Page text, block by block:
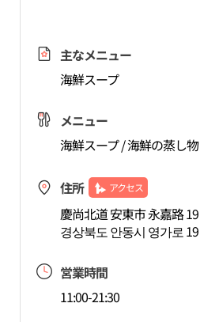
主なメニュー
海鮮スープ
メニュー
海鮮スープ / 海鮮の蒸し物
住所 アクセス
慶尚北道 安東市 永嘉路 19
경상북도 안동시 영가로 19
営業時間
11:00-21:30